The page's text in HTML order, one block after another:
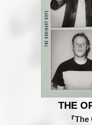
THE
『